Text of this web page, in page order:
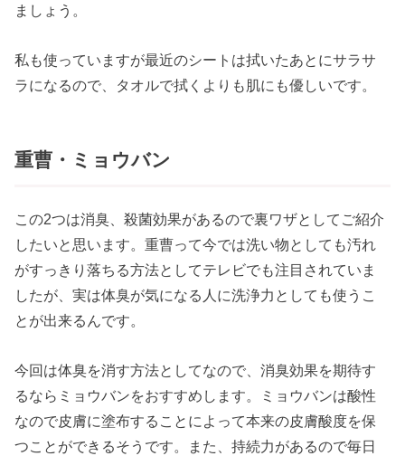
ましょう。
私も使っていますが最近のシートは拭いたあとにサラサ
ラになるので、タオルで拭くよりも肌にも優しいです。
重曹・ミョウバン
この2つは消臭、殺菌効果があるので裏ワザとしてご紹介
したいと思います。重曹って今では洗い物としても汚れ
がすっきり落ちる方法としてテレビでも注目されていま
したが、実は体臭が気になる人に洗浄力としても使うこ
とが出来るんです。
今回は体臭を消す方法としてなので、消臭効果を期待す
るならミョウバンをおすすめします。ミョウバンは酸性
なので皮膚に塗布することによって本来の皮膚酸度を保
つことができるそうです。また、持続力があるので毎日